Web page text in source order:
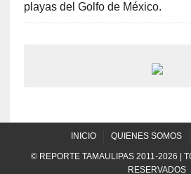
playas del Golfo de México.
INICIO QUIENES SOMOS
© REPORTE TAMAULIPAS 2011-2026 |
RESERVADOS